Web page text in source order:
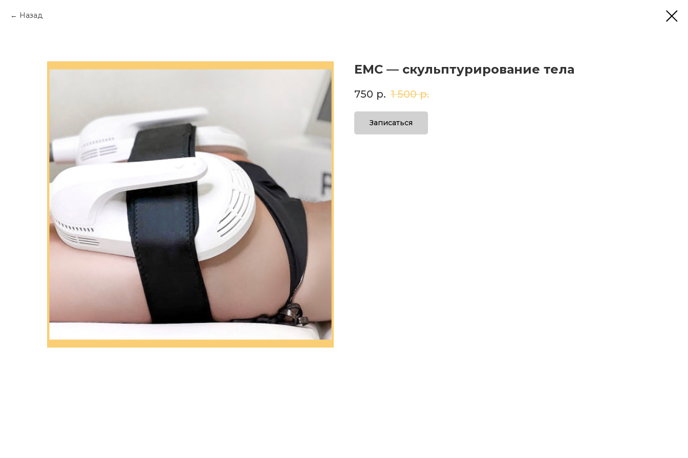
Назад
ЕМС — скульптурирование тела
750 р. 1 500 р.
Записаться